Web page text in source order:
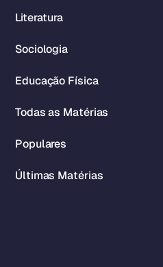
Literatura
Sociologia
Educação Física
Todas as Matérias
Populares
Últimas Matérias